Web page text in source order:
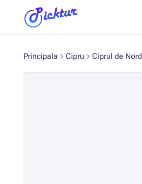
Principala Cipru Ciprul de Nord